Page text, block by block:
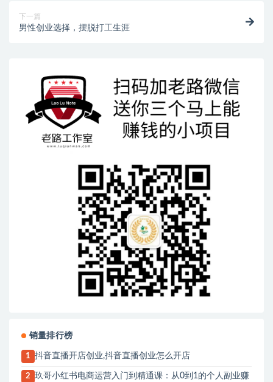
下一篇
男性创业选择，摆脱打工生涯
销量排行榜
1 抖音直播开店创业,抖音直播创业怎么开店
2
玖哥小红书电商运营入门到精通课：从0到1的个人副业赚